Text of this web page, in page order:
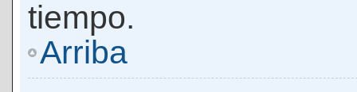
tiempo.
Arriba